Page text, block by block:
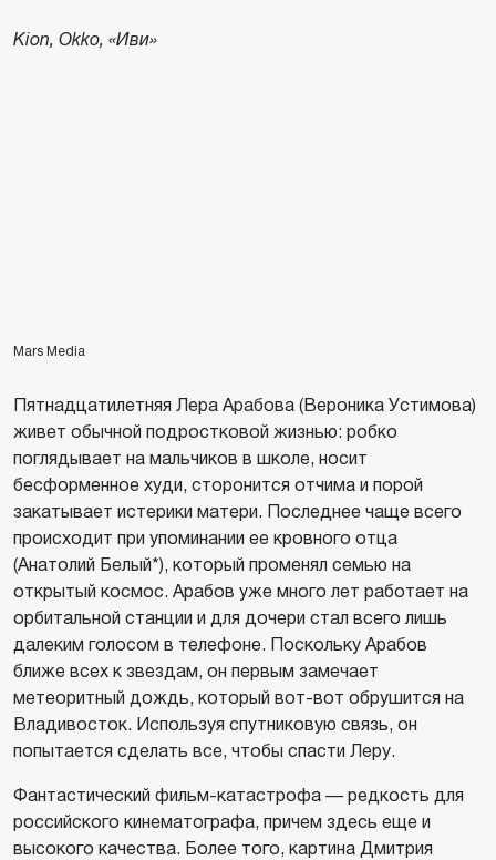
Kion, Okko, «Иви»
Mars Media
Пятнадцатилетняя Лера Арабова (Вероника Устимова)
живет обычной подростковой жизнью: робко
поглядывает на мальчиков в школе, носит
бесформенное худи, сторонится отчима и порой
закатывает истерики матери. Последнее чаще всего
происходит при упоминании ее кровного отца
(Анатолий Белый*), который променял семью на
открытый космос. Арабов уже много лет работает на
орбитальной станции и для дочери стал всего лишь
далеким голосом в телефоне. Поскольку Арабов
ближе всех к звездам, он первым замечает
метеоритный дождь, который вот-вот обрушится на
Владивосток. Используя спутниковую связь, он
попытается сделать все, чтобы спасти Леру.
Фантастический фильм-катастрофа — редкость для
российского кинематографа, причем здесь еще и
высокого качества. Более того, картина Дмитрия